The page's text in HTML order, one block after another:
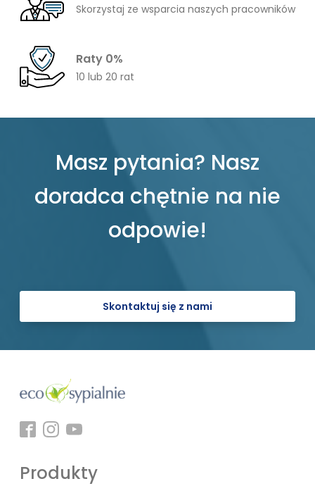
Skorzystaj ze wsparcia naszych pracowników
Raty 0%
10 lub 20 rat
Masz pytania? Nasz
doradca chętnie na nie
odpowie!
Skontaktuj się z nami
Produkty